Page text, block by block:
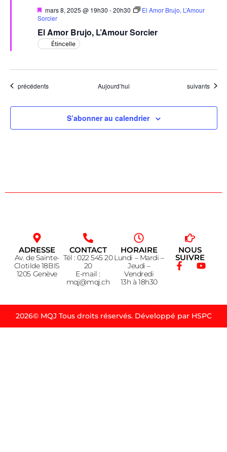
El Amor Brujo, L’Amour Sorcier
Mis
en
mars 8, 2025 @ 19h30 -20h30
El Amor Brujo, L’Amour
Sorcier
Étincelle
Évènements
précédents Aujourd’hui Évènements
suivants
S’abonner au calendrier
ADRESSE
Av. de Sainte-
Clotilde 18BIS
1205 Genève
CONTACT
Tél : 022 545 20
20
E-mail :
mqj@mqj.ch
HORAIRE
Lundi – Mardi –
Jeudi –
Vendredi
13h à 18h30
NOUS
SUIVRE
2026© MQJ Tous droits réservés. Développé par HSPC